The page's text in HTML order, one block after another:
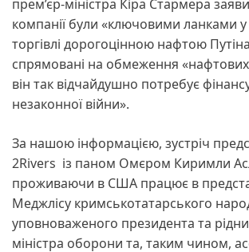
прем’єр-міністра Кіра Стармера
компанії були «ключовими ланками у
торгівлі дорогоцінною нафтою
спрямовані на обмеження «нафтових
він так відчайдушно потребує
незаконної війни».
За нашою інформацією, зустріч
2Rivers із паном Омєром Киримли
проживаючи в США працює в
Меджлісу кримськотатарського
уповноваженого президента та
міністра оборони та, таким чином,